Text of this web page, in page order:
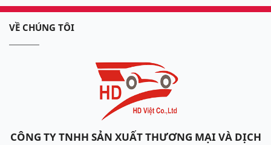
VỀ CHÚNG TÔI
CÔNG TY TNHH SẢN XUẤT THƯƠNG MẠI VÀ DỊCH